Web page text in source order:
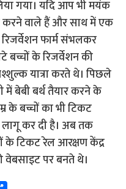
गया। यदि आप भी मयंक
करने वाले हैं और साथ में एक
फार्म संभलकर
बच्चों के रिजर्वेशन की
यात्रा करते थे। पिछले
बेबी बर्थ तैयार करने के
के बच्चों का भी टिकट
लागू कर दी है। अब तक
के टिकट रेल आरक्षण केंद्र
पर बनते थे।